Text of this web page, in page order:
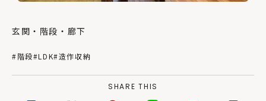
玄関・階段・廊下
#階段#LDK#造作収納
SHARE THIS